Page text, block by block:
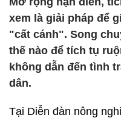
xem là giải pháp để
"cất cánh". Song
thế nào để tích tụ
không dẫn đến tình
dân.
Tại Diễn đàn nông